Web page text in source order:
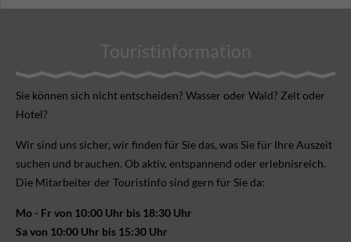
Touristinformation
Sie können sich nicht ent­scheiden? Wasser oder Wald? Zelt oder
Hotel?
Wir sind uns sicher, wir finden für Sie das, was Sie für Ihre Aus­zeit
suchen und brauchen. Ob aktiv, ent­spannend oder erlebnis­reich.
Die Mitarbeiter der Touristinfo sind gern für Sie da:
Mo - Fr von 10:00 Uhr bis 18:30 Uhr
Sa von 10:00 Uhr bis 15:30 Uhr